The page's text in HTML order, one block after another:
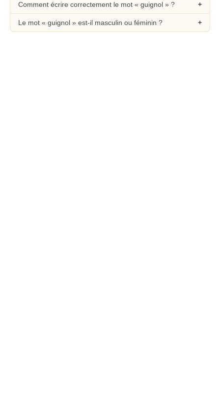
Comment écrire correctement le mot « guignol » ?
Le mot « guignol » est-il masculin ou féminin ?